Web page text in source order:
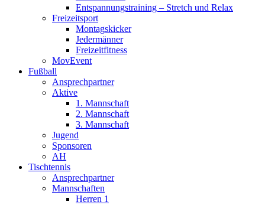
Entspannungstraining – Stretch und Relax
Freizeitsport
Montagskicker
Jedermänner
Freizeitfitness
MovEvent
Fußball
Ansprechpartner
Aktive
1. Mannschaft
2. Mannschaft
3. Mannschaft
Jugend
Sponsoren
AH
Tischtennis
Ansprechpartner
Mannschaften
Herren 1